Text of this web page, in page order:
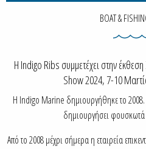
BOAT &
Η Indigo Ribs συμμετέχει στην
Show 2024, 7-10
Η Indigo Marine δημιουργήθηκε το 2008.
δημιουργήσει
Από το 2008 μέχρι σήμερα η εταιρεία